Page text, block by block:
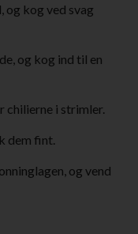
og kog ved svag
og kog ind til en
i strimler.
dem fint.
og vend